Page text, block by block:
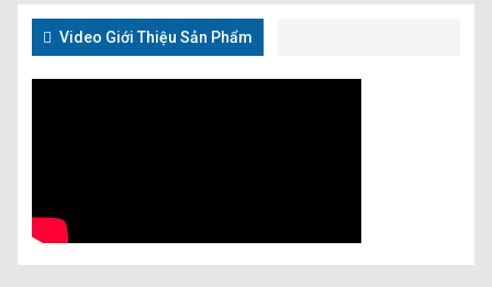
Video Giới Thiệu Sản Phẩm